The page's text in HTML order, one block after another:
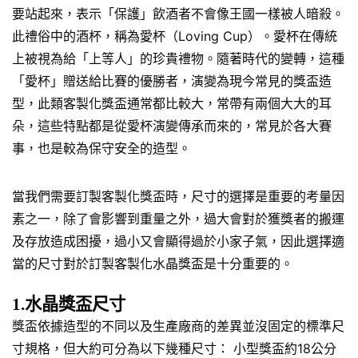
要站起來，表示「保護」飲酒者不會像王國一樣被人暗殺。
此禮俗中的酒杯，稱為愛杯（Loving Cup）。愛杯在傳統
上被視為給「上等人」的珍貴禮物。隨著時代的變轉，這種
「愛杯」贈送給比賽的優勝者，演變為現今常見的獎盃造
型，此類客製化獎盃通常都比較大，常帶有兩個大大的耳
朵，這些特點都是從愛杯演變傳承而來的，常見於各大賽
事，也是較為保守安全的造型。
當我們需要訂製客製化獎盃時，尺寸的選擇是重要的考量因
素之一，除了會影響到重量之外，過大會對於獲獎者的搬運
及存放造成困擾，過小又會顯得過於小家子氣，因此選擇適
當的尺寸對於訂製客製化水晶獎盃是十分重要的。
1.水晶獎盃尺寸
獎盃依據造型的不同以及生產廠商的差異並沒固定的標準尺
寸規格，但大約可分為以下幾種尺寸： 小型獎盃約18公分